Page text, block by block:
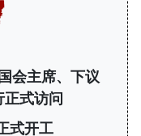
会主席、下议
正式访问
式开工